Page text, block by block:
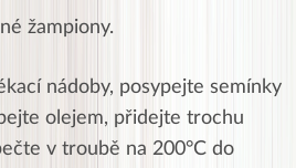
žampiony.
nádoby, posypejte semínky
olejem, přidejte trochu
v troubě na 200°C do